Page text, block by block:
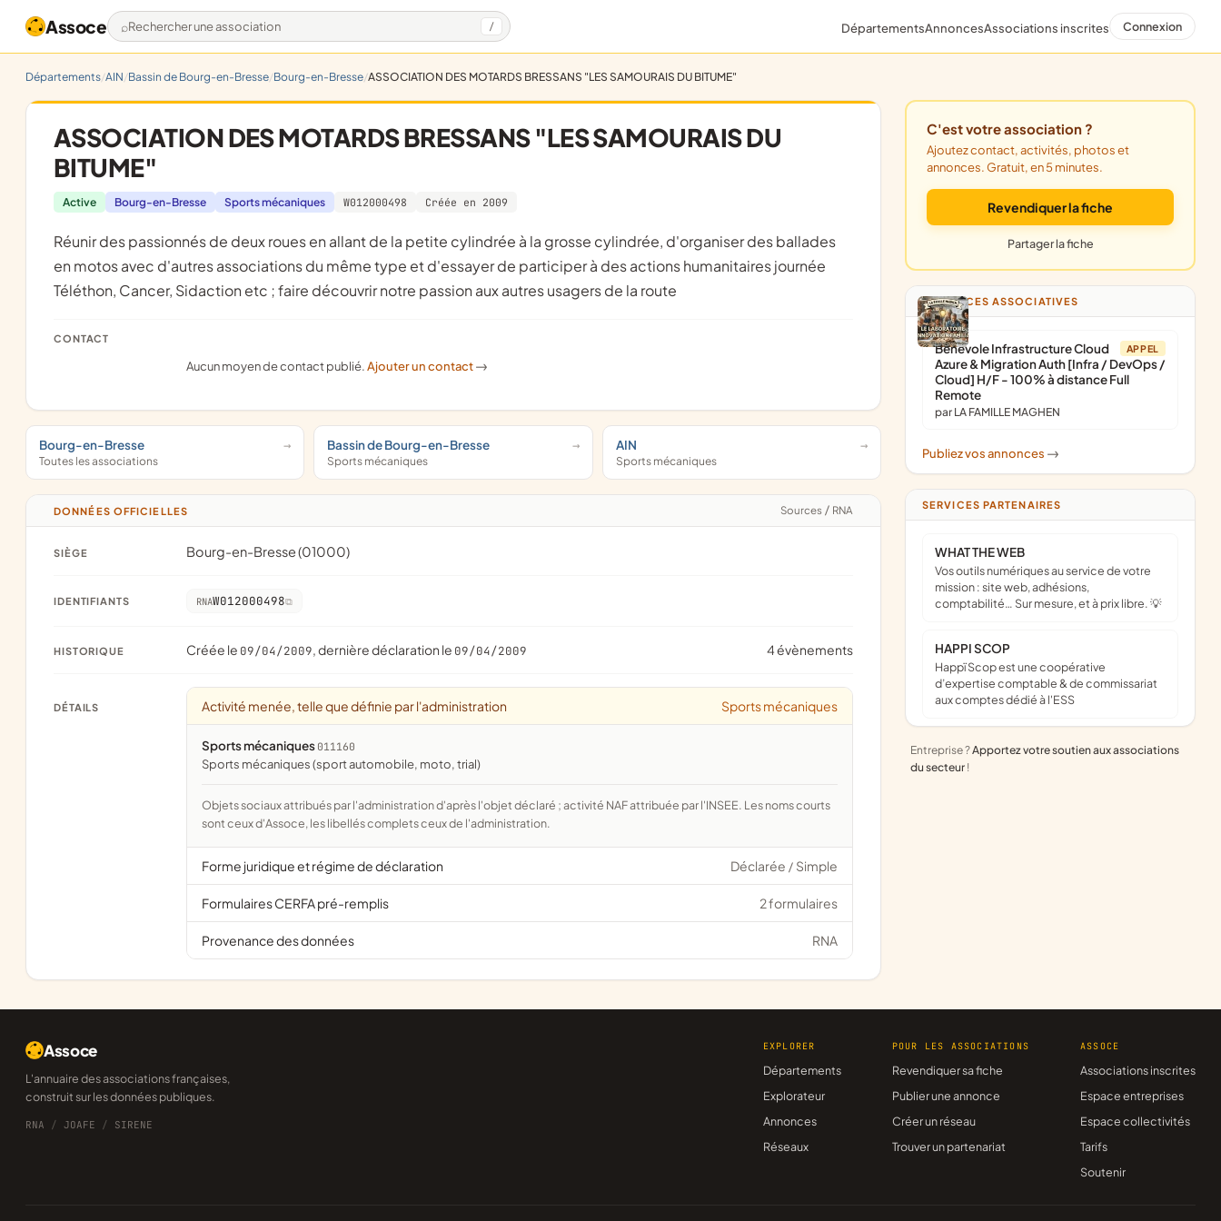
Assoce Rechercher une association / DépartementsAnnoncesAssociations inscrites Connexion
Départements AIN Bassin de Bourg-en-Bresse Bourg-en-Bresse ASSOCIATION DES MOTARDS BRESSANS "LES SAMOURAIS DU BITUME"
ASSOCIATION DES MOTARDS BRESSANS "LES SAMOURAIS DU
BITUME"
Active Bourg-en-Bresse Sports mécaniques W012000498 Créée en 2009
réunir des passionnés de deux roues en allant de la petite cylindrée à la grosse cylindrée, d'organiser des ballades
en motos avec d'autres associations du même type et d'essayer de participer à des actions humanitaires journée
Téléthon, Cancer, Sidaction etc ; faire découvrir notre passion aux autres usagers de la route
CONTACT
Aucun moyen de contact publié.Ajouter un contact ->
Bourg-en-Bresse
Toutes les associations
Bassin de Bourg-en-Bresse
Sports mécaniques
AIN
Sports mécaniques
DONNÉES OFFICIELLES Sources / RNA
SIÈGE Bourg-en-Bresse (01000)
IDENTIFIANTS RNAW012000498
HISTORIQUE Créée le 09/04/2009, dernière déclaration le 09/04/2009 4 évènements
DÉTAILS Activité menée, telle que définie par l'administration Sports mécaniques
Sports mécaniques 011160
Sports mécaniques (sport automobile, moto, trial)
Objets sociaux attribués par l'administration d'après l'objet déclaré ; activité NAF attribuée par l'INSEE. Les noms courts
sont ceux d'Assoce, les libellés complets ceux de l'administration.
Forme juridique et régime de déclaration Déclarée / Simple
Formulaires CERFA pré-remplis 2 formulaires
Provenance des données RNA
C'est votre association ?
Ajoutez contact, activités, photos et
annonces. Gratuit, en 5 minutes.
Revendiquer la fiche
Partager la fiche
ANNONCES ASSOCIATIVES
APPEL
Bénévole Infrastructure Cloud
Azure & Migration Auth [Infra / DevOps /
Cloud] H/F - 100% à distance Full
Remote
par LA FAMILLE MAGHEN
Publiez vos annonces ->
SERVICES PARTENAIRES
WHAT THE WEB
Vos outils numériques au service de votre
mission : site web, adhésions,
comptabilité… Sur mesure, et à prix libre. 💡
HAPPI SCOP
Happï Scop est une coopérative
d’expertise comptable & de commissariat
aux comptes dédié à l'ESS
Entreprise ?Apportez votre soutien aux associations
du secteur !
Assoce
L'annuaire des associations françaises,
construit sur les données publiques.
RNA / JOAFE / SIRENE
EXPLORER
Départements
Explorateur
Annonces
Réseaux
POUR LES ASSOCIATIONS
Revendiquer sa fiche
Publier une annonce
Créer un réseau
Trouver un partenariat
ASSOCE
Associations inscrites
Espace entreprises
Espace collectivités
Tarifs
Soutenir